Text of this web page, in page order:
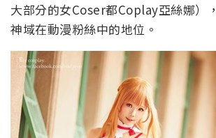
大部分的女Coser都Coplay亞絲娜）
神域在動漫粉絲中的地位。